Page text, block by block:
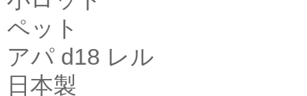
ペット
アパ d18 レル
日本製